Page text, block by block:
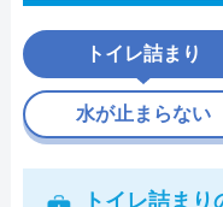
トイレ詰まり
トイレ詰ま
水が止まらない